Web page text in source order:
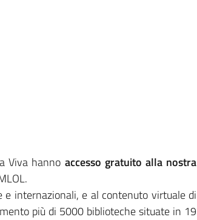
Viva hanno accesso gratuito alla nostra
internazionali, e al contenuto virtuale di
più di 5000 biblioteche situate in 19